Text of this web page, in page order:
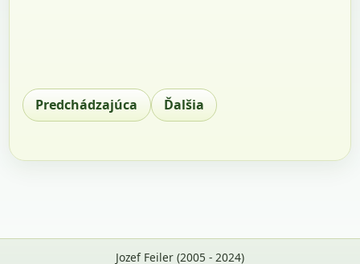
Predchádzajúca Ďalšia
Jozef Feiler (2005 - 2024)